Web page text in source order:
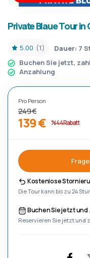
Private Blaue Tour
5.00 (1) Dauer: 7
Buchen Sie jetzt,
Anzahlung
Pro Person
249 €
139 € %44 Rabatt
Kostenlose
Die Tour kann bis zu 24
Buchen Sie jetzt und
Reservieren Sie jetzt und